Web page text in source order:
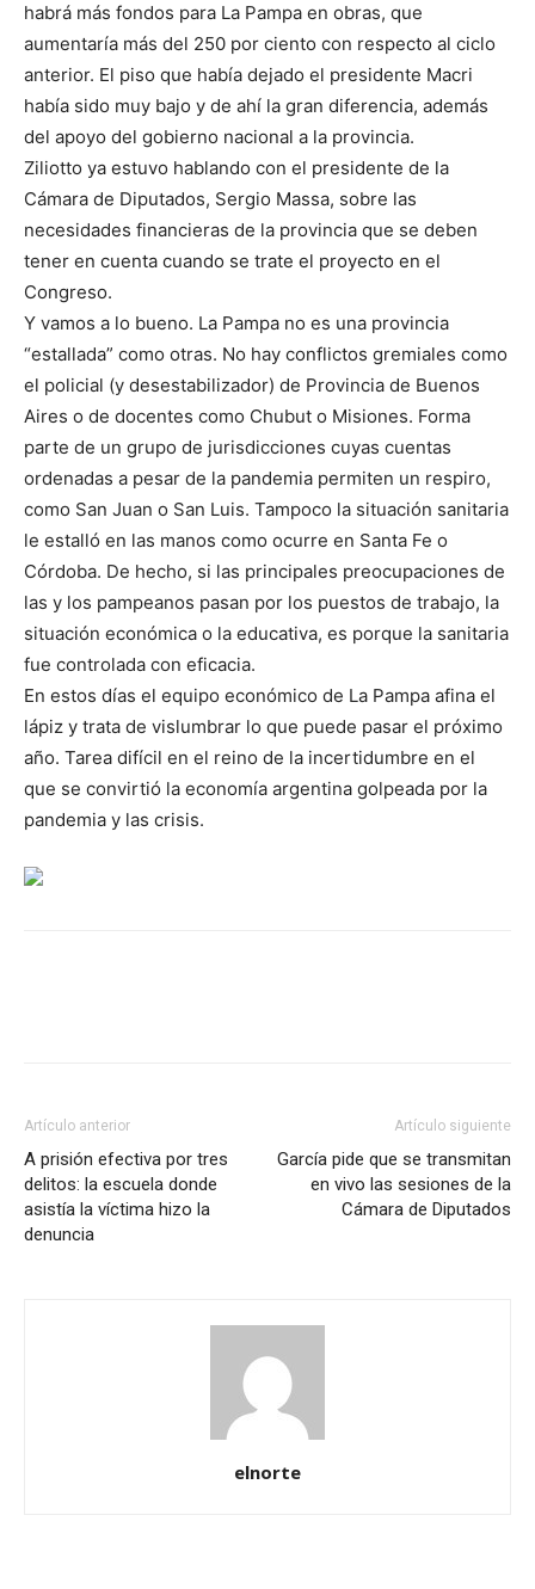
habrá más fondos para La Pampa en obras, que
aumentaría más del 250 por ciento con respecto al ciclo
anterior. El piso que había dejado el presidente Macri
había sido muy bajo y de ahí la gran diferencia, además
del apoyo del gobierno nacional a la provincia.
Ziliotto ya estuvo hablando con el presidente de la
Cámara de Diputados, Sergio Massa, sobre las
necesidades financieras de la provincia que se deben
tener en cuenta cuando se trate el proyecto en el
Congreso.
Y vamos a lo bueno. La Pampa no es una provincia
“estallada” como otras. No hay conflictos gremiales como
el policial (y desestabilizador) de Provincia de Buenos
Aires o de docentes como Chubut o Misiones. Forma
parte de un grupo de jurisdicciones cuyas cuentas
ordenadas a pesar de la pandemia permiten un respiro,
como San Juan o San Luis. Tampoco la situación sanitaria
le estalló en las manos como ocurre en Santa Fe o
Córdoba. De hecho, si las principales preocupaciones de
las y los pampeanos pasan por los puestos de trabajo, la
situación económica o la educativa, es porque la sanitaria
fue controlada con eficacia.
En estos días el equipo económico de La Pampa afina el
lápiz y trata de vislumbrar lo que puede pasar el próximo
año. Tarea difícil en el reino de la incertidumbre en el
que se convirtió la economía argentina golpeada por la
pandemia y las crisis.
Artículo anterior
A prisión efectiva por tres
delitos: la escuela donde
asistía la víctima hizo la
denuncia
Artículo siguiente
García pide que se transmitan
en vivo las sesiones de la
Cámara de Diputados
elnorte